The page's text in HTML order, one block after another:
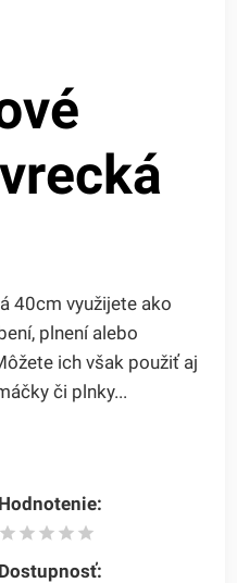
40cm využijete ako
plnení alebo
ich však použiť aj
či plnky...
Hodnotenie:
Dostupnosť: